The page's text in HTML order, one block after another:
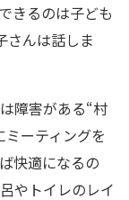
きるのは子ども
さんは話しま
障害がある“村
ミーティングを
快適になるの
やトイレのレイ